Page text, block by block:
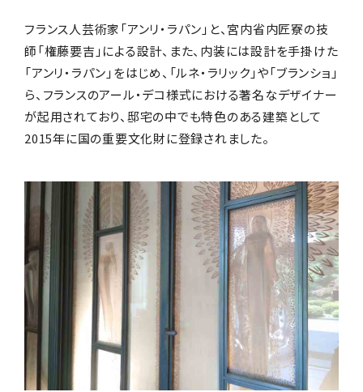
フランス人芸術家「アンリ・ラパン」と、宮内省内匠寮の技
師「権藤要吉」による設計、また、内装には設計を手掛けた
「アンリ・ラパン」をはじめ、「ルネ・ラリック」や「ブランショ」
ら、フランスのアール・デコ様式における著名なデザイナー
が起用されており、邸宅の中でも特色のある建築として
2015年に国の重要文化財に登録されました。